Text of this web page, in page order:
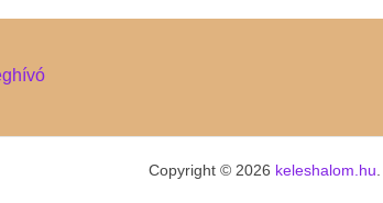
Copyright © 2026 keleshalom.hu